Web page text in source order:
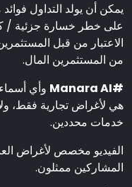
يمكن أن يولد التداول
على خطر خسارة جزئية /
من المستثمرين المال.
#Manara AI
وأي
هي لأغراض تجارية فقط،
خدمات محددين.
الفيديو مخصص لأغراض
المشاركين ممثلون.